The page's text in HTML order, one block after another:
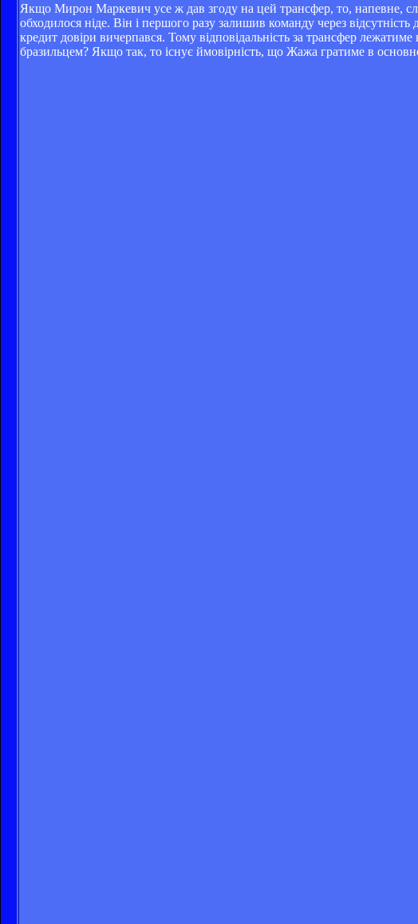
Якщо Мирон Маркевич усе ж дав згоду на цей трансфер, то, напевне,
обходилося ніде. Він і першого разу залишив команду через
кредит довіри вичерпався. Тому відповідальність за трансфер
бразильцем? Якщо так, то існує ймовірність, що Жажа гратиме в